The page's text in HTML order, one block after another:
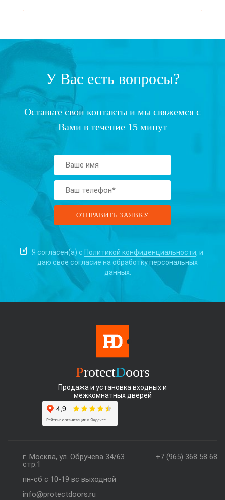
У Вас есть вопросы?
Оставьте свои контакты и мы свяжемся с
Вами в течение 15 минут
Я согласен(а) с Политикой конфиденциальности, и
даю свое согласие на обработку персональных
данных.
ProtectDoors
Продажа и установка входных и
межкомнатных дверей
+7 (965) 368 58 68
г. Москва, ул. Обручева 34/63
стр.1
пн-сб с 10-19 вс выходной
info@protectdoors.ru